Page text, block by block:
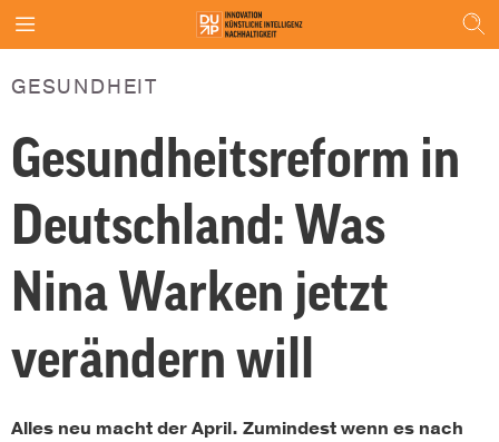
GESUNDHEIT
Gesundheitsreform in
Deutschland: Was
Nina Warken jetzt
verändern will
Alles neu macht der April. Zumindest wenn es nach